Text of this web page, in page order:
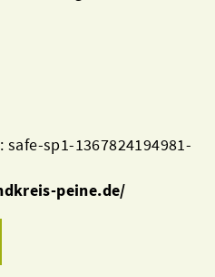
sp1-1367824194981-
peine.de/